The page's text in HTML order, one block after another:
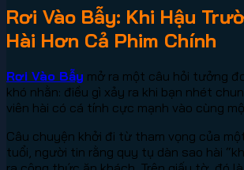
Rơi Vào Bẫy: Khi Hậu
Hài Hơn Cả Phim Chính
Rơi Vào Bẫy mở ra một câu hỏi tưởng
khó nhằn: điều gì xảy ra khi bạn nhét
viên hài có cá tính cực mạnh vào cùng
Câu chuyện khởi đi từ tham vọng của
tuổi, người tin rằng quy tụ dàn sao hài